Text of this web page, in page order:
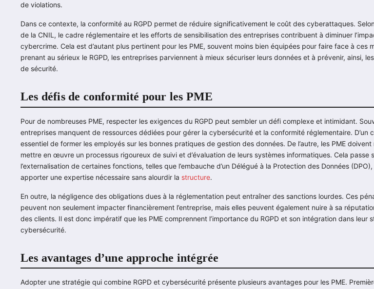
de violations.
Dans ce contexte, la conformité au RGPD permet de réduire significativement le coût des cyberattaques.
de la CNIL, le cadre réglementaire et les efforts de sensibilisation des entreprises contribuent à diminuer
cybercrime. Cela est d’autant plus pertinent pour les PME, souvent moins bien équipées pour faire face à ces
prenant au sérieux le RGPD, les entreprises parviennent à mieux sécuriser leurs données et à prévenir, ainsi,
de sécurité.
Les défis de conformité pour les PME
Pour de nombreuses PME, respecter les exigences du RGPD peut sembler un défi complexe et intimidant.
entreprises manquent de ressources dédiées pour gérer la cybersécurité et la conformité réglementaire. D’un
essentiel de former les employés sur les bonnes pratiques de gestion des données. De l’autre, les PME doivent
mettre en œuvre un processus rigoureux de suivi et d’évaluation de leurs systèmes informatiques. Cela passe
l’externalisation de certaines fonctions, telles que l’embauche d’un Délégué à la Protection des Données
apporter une expertise nécessaire sans alourdir la structure.
En outre, la négligence des obligations dues à la réglementation peut entraîner des sanctions lourdes. Ces
peuvent non seulement impacter financièrement l’entreprise, mais elles peuvent également nuire à sa
des clients. Il est donc impératif que les PME comprennent l’importance du RGPD et son intégration dans leur
cybersécurité.
Les avantages d’une approche intégrée
Adopter une stratégie qui combine RGPD et cybersécurité présente plusieurs avantages pour les PME.